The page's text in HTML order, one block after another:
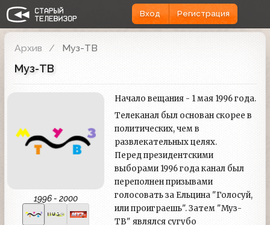
Вход Регистрация
Архив Муз-ТВ
Муз-ТВ
1996 - 2000
Начало вещания - 1 мая 1996 года.
Телеканал был основан скорее в
политических, чем в
развлекательных целях.
Перед президентскими
выборами 1996 года канал был
переполнен призывами
голосовать за Ельцина "Голосуй,
или проиграешь". Затем "Муз-
ТВ" являлся сугубо